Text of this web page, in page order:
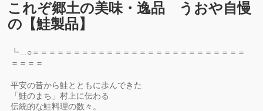
これぞ郷土の美味・逸品 うおや自慢
の【鮭製品】
┗…○＝＝＝＝＝＝＝＝＝＝＝＝＝＝＝＝＝＝＝＝＝＝＝＝＝＝
＝＝＝＝
平安の昔から鮭とともに歩んできた
「鮭のまち」村上に伝わる
伝統的な鮭料理の数々。